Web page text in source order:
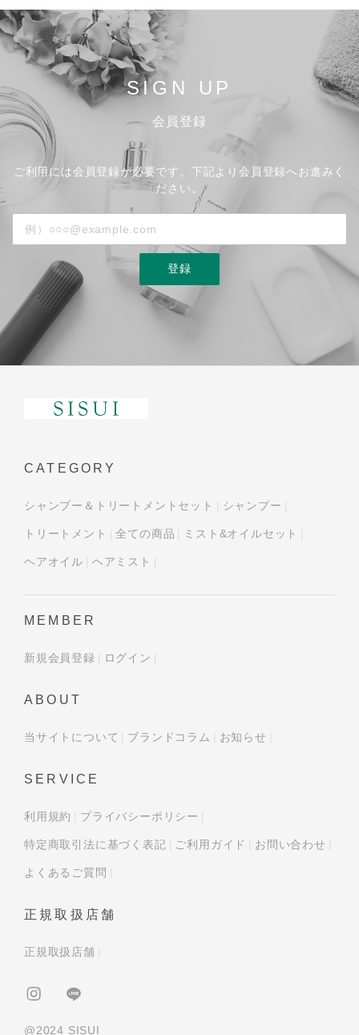
SIGN UP
会員登録
ご利用には会員登録が必要です。下記より会員登録へお進みく
ださい。
登録
CATEGORY
シャンプー＆トリートメントセット シャンプー
トリートメント 全ての商品 ミスト&オイルセット
ヘアオイル ヘアミスト
MEMBER
新規会員登録 ログイン
ABOUT
当サイトについて ブランドコラム お知らせ
SERVICE
利用規約 プライバシーポリシー
特定商取引法に基づく表記 ご利用ガイド お問い合わせ
よくあるご質問
正規取扱店舗
正規取扱店舗
@2024 SISUI